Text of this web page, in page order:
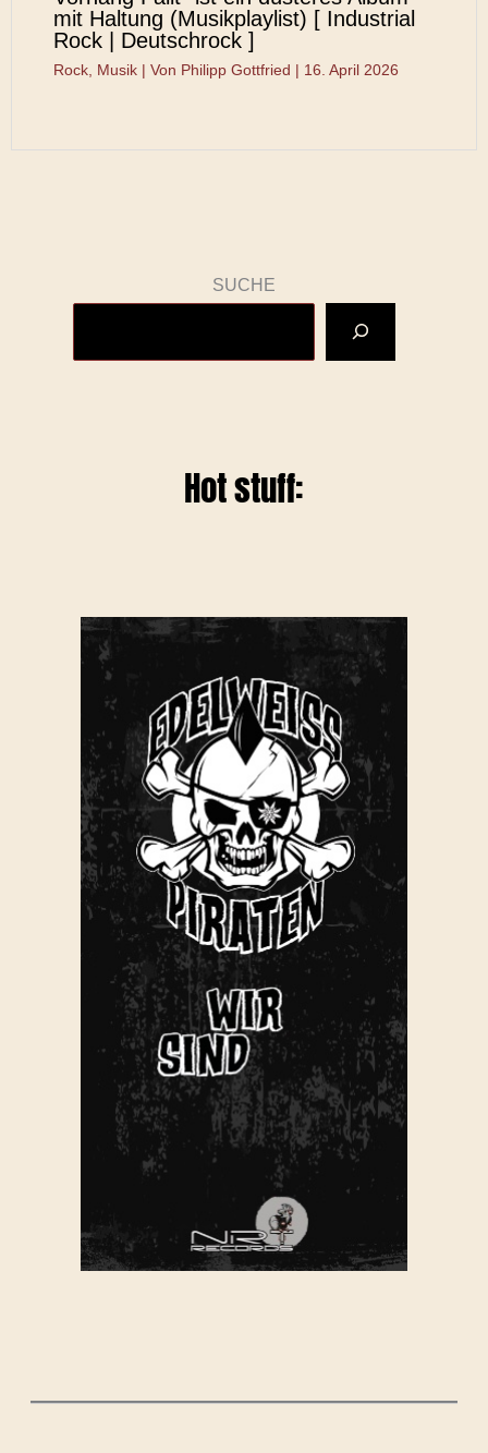
mit Haltung (Musikplaylist) [ Industrial
Rock | Deutschrock ]
Rock Musik | Von Philipp Gottfried | 16. April 2026
SUCHE
Hot stuff: